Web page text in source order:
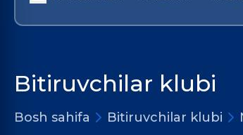
Bitiruvchilar klubi
Bosh sahifa Bitiruvchilar klubi